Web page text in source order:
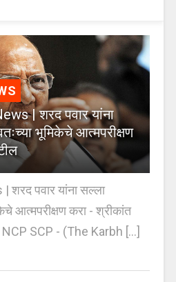
| शरद पवार यांना
भूमिकेचे आत्मपरीक्षण
पवार यांना सल्ला
आत्मपरीक्षण करा - श्रीकांत
SCP - (The Karbh [...]